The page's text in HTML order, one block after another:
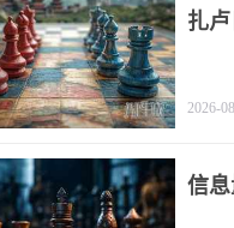
扎
2026-
信